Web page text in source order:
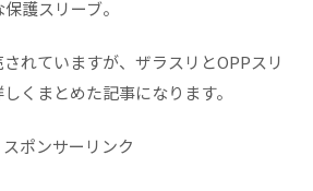
護スリーブ。
れていますが、ザラスリとOPPスリ
くまとめた記事になります。
スポンサーリンク